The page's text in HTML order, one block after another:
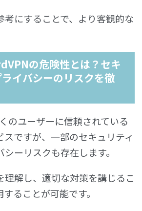
考にすることで、より客観的な
の危険性とは？セキ
イバシーのリスクを徹
のユーザーに信頼されている
スですが、一部のセキュリティ
ーリスクも存在します。
理解し、適切な対策を講じるこ
ることが可能です。